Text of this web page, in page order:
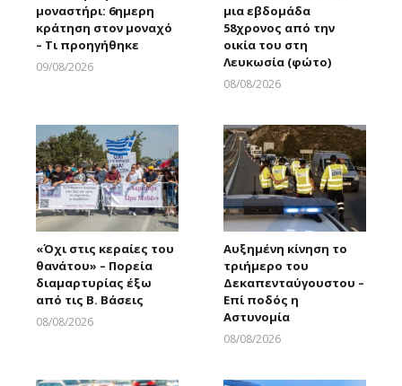
μοναστήρι: 6ημερη
κράτηση στον μοναχό
– Τι προηγήθηκε
09/08/2026
μια εβδομάδα
58χρονος από την
οικία του στη
Λευκωσία (φώτο)
08/08/2026
«Όχι στις κεραίες του
θανάτου» – Πορεία
διαμαρτυρίας έξω
από τις Β. Βάσεις
08/08/2026
Αυξημένη κίνηση το
τριήμερο του
Δεκαπενταύγουστου –
Επί ποδός η
Αστυνομία
08/08/2026